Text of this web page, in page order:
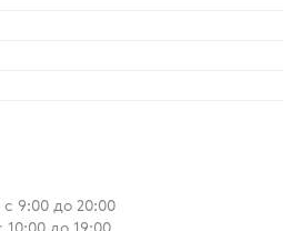
9:00 до 20:00